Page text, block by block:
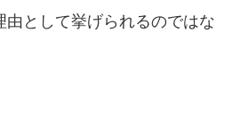
として挙げられるのではな